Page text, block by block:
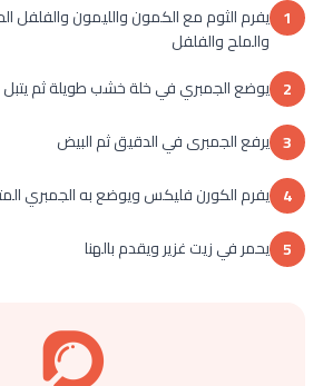
1 يفرم الثوم مع الكمون والليمون والفلفل
والملح والفلفل
2 يوضع الجمبري في خلة خشب طويلة ثم يتبل
3 يرفع الجمبرى في الدقيق ثم البيض
4 يفرم الكورن فليكس ويوضع به الجمبري
5 يحمر في زيت غزير ويقدم بالهنا